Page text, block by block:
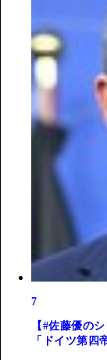
7
【#佐藤優の
「ドイツ第四